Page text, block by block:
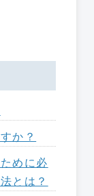
か？
めに必
とは？